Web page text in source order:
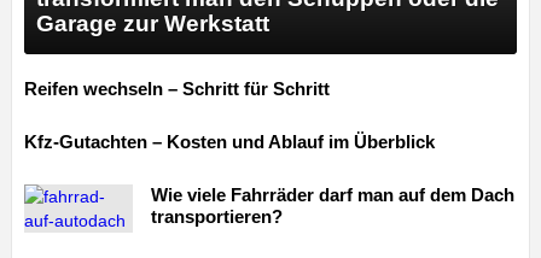
Garage zur Werkstatt
Reifen wechseln – Schritt für Schritt
Kfz-Gutachten – Kosten und Ablauf im Überblick
Wie viele Fahrräder darf man auf dem Dach
transportieren?